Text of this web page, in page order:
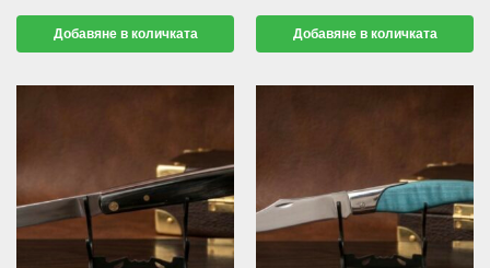
Добавяне в количката Добавяне в количката